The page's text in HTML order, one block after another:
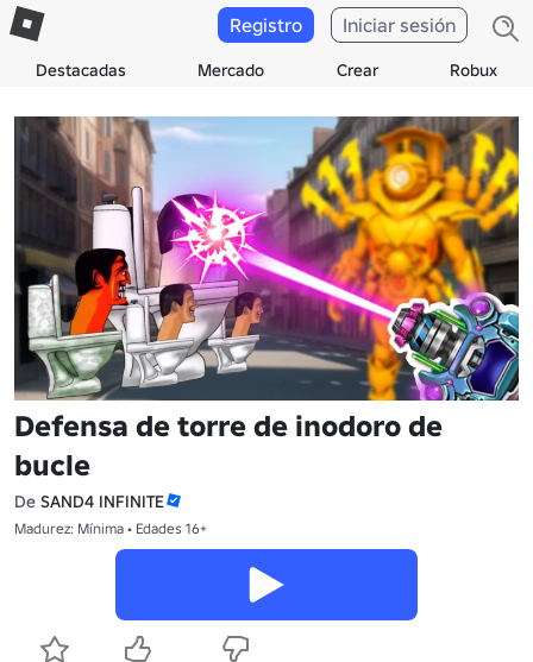
Destacadas Mercado Crear Robux
Registro Iniciar sesión
Defensa de torre de inodoro de
bucle
De SAND4 INFINITE
Madurez: Mínima • Edades 16+